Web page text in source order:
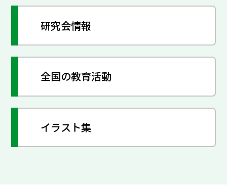
研究会情報
全国の教育活動
イラスト集